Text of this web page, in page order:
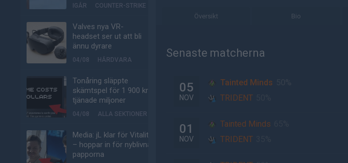
IGÅR COUNTER-STRIKE
Valves nya VR-
headset ser ut att bli
ännu dyrare
04/08 HÅRDVARA
Tonåring släppte
skämtspel för 1 900 kr –
tjänade miljoner
04/08 ALLA SEKTIONER
Media: jL klar för Vitality
– hoppar in för nyblivna
papporna
Översikt Bio
Senaste matcherna
05
NOV
Tainted Minds
TRIDENT
01
NOV
Tainted Minds
TRIDENT